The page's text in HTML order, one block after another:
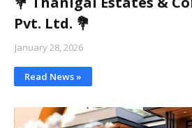
Pvt. Ltd. 💐
January 28, 2026
Read News »